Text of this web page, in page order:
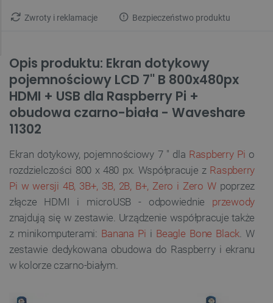
Zwroty i reklamacje Bezpieczeństwo produktu
Opis produktu: Ekran dotykowy
pojemnościowy LCD 7'' B 800x480px
HDMI + USB dla Raspberry Pi +
obudowa czarno-biała - Waveshare
11302
Ekran dotykowy, pojemnościowy 7 " dla Raspberry Pi o
rozdzielczości 800 x 480 px. Współpracuje z Raspberry
Pi w wersji 4B, 3B+, 3B, 2B, B+, Zero i Zero Wpoprzez
złącze HDMI i microUSB - odpowiednie przewody
znajdują się w zestawie. Urządzenie współpracuje także
z minikomputerami: Banana Pi i Beagle Bone Black . W
zestawie dedykowana obudowa do Raspberry i ekranu
w kolorze czarno-białym.